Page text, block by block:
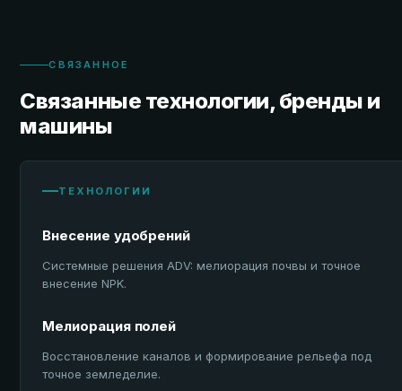
СВЯЗАННОЕ
Связанные технологии, бренды и
машины
ТЕХНОЛОГИИ
Внесение удобрений
Системные решения ADV: мелиорация почвы и точное
внесение NPK.
Мелиорация полей
Восстановление каналов и формирование рельефа под
точное земледелие.